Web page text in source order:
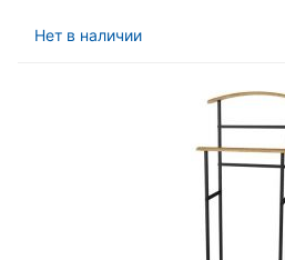
Нет в наличии